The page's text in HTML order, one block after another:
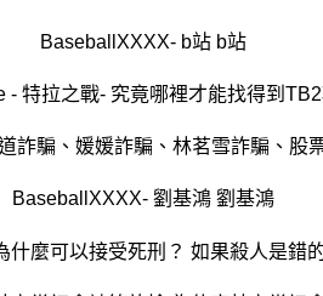
BaseballXXXX- b站 b站
- 特拉之戰- 究竟哪裡才能找得到TB2
詐騙、媛媛詐騙、林茗雪詐騙、股
BaseballXXXX- 劉基鴻 劉基鴻
什麼可以接受死刑？ 如果殺人是錯